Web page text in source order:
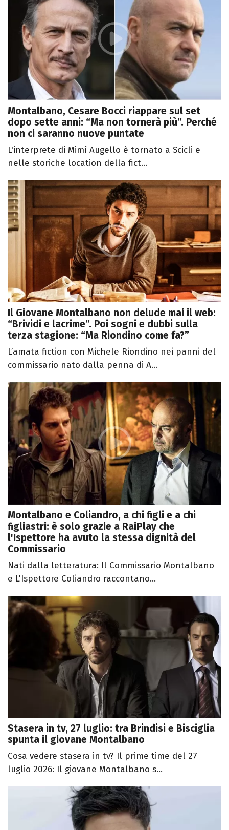
Montalbano, Cesare Bocci riappare sul set
dopo sette anni: “Ma non tornerà più”. Perché
non ci saranno nuove puntate
L'interprete di Mimì Augello è tornato a Scicli e
nelle storiche location della fict...
Il Giovane Montalbano non delude mai il web:
“Brividi e lacrime”. Poi sogni e dubbi sulla
terza stagione: “Ma Riondino come fa?”
L’amata fiction con Michele Riondino nei panni del
commissario nato dalla penna di A...
Montalbano e Coliandro, a chi figli e a chi
figliastri: è solo grazie a RaiPlay che
l'Ispettore ha avuto la stessa dignità del
Commissario
Nati dalla letteratura: Il Commissario Montalbano
e L'Ispettore Coliandro raccontano...
Stasera in tv, 27 luglio: tra Brindisi e Bisciglia
spunta il giovane Montalbano
Cosa vedere stasera in tv? Il prime time del 27
luglio 2026: Il giovane Montalbano s...